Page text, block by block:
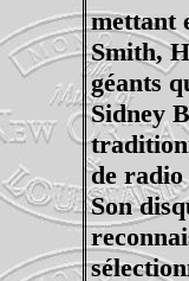
mettant
Smith,
géants
Sidney
de
Son